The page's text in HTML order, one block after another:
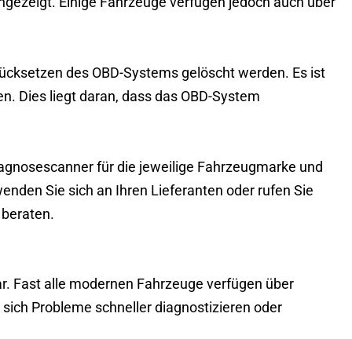
des OBD-Systems gelöscht werden. Es ist
Dies liegt daran, dass das OBD-System
für die jeweilige Fahrzeugmarke und
Sie sich an Ihren Lieferanten oder rufen Sie
Fast alle modernen Fahrzeuge verfügen über
Probleme schneller diagnostizieren oder